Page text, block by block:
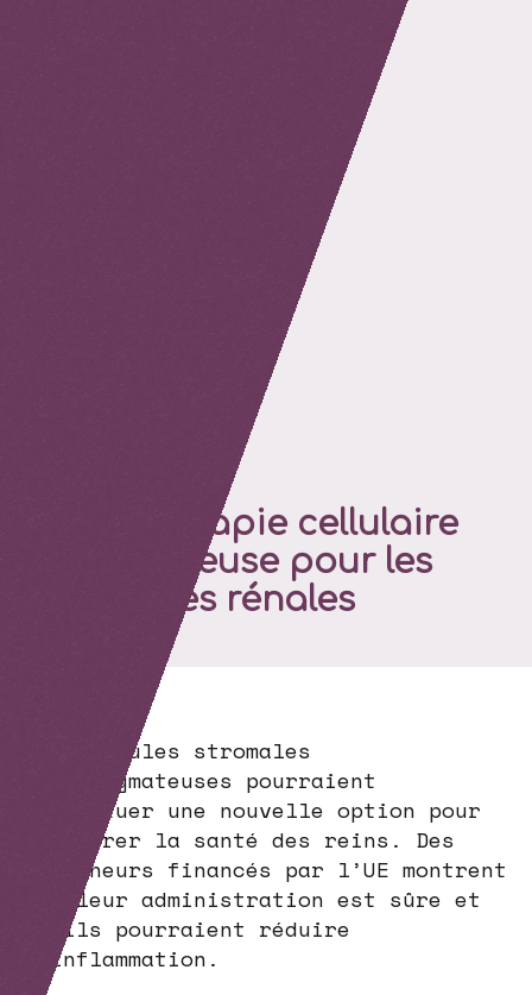
Une thérapie cellulaire
prometteuse pour les
maladies rénales
Les cellules stromales
mésenchymateuses pourraient
constituer une nouvelle option pour
restaurer la santé des reins. Des
chercheurs financés par l’UE montrent
que leur administration est sûre et
qu’ils pourraient réduire
l’inflammation.